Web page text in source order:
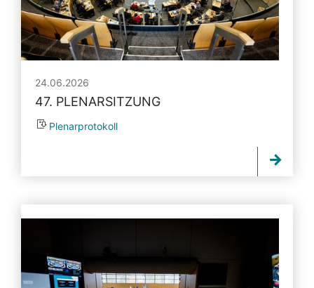
24.06.2026
47. PLENARSITZUNG
Plenarprotokoll